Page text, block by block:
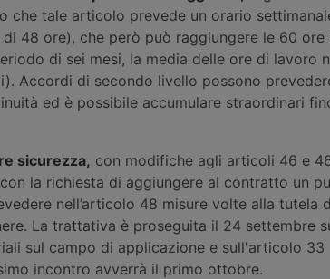
che tale articolo prevede un orario
48 ore), che però può raggiungere le 60 ore
di sei mesi, la media delle ore di lavoro
Accordi di secondo livello possono
ed è possibile accumulare straordinari
sicurezza, con modifiche agli articoli 46 e
la richiesta di aggiungere al contratto un
nell’articolo 48 misure volte alla tutela
La trattativa è proseguita il 24 settembre
sul campo di applicazione e sull'articolo 33
incontro avverrà il primo ottobre.